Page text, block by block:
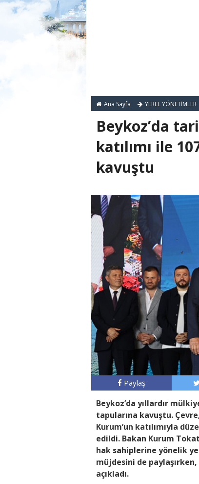
Ana Sayfa YEREL YÖNETİMLER
Beykoz’da
katılımı ile
kavuştu
Paylaş
Beykoz’da yıllardır
tapularına kavuştu.
Kurum’un katılımıyla
edildi. Bakan Kurum
hak sahiplerine yönelik
müjdesini de paylaşırken,
açıkladı.